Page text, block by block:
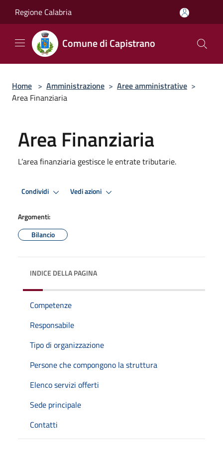
Regione Calabria
Comune di Capistrano
Home > Amministrazione > Aree amministrative >
Area Finanziaria
Area Finanziaria
L’area finanziaria gestisce le entrate tributarie.
Condividi Vedi azioni
Argomenti:
Bilancio
INDICE DELLA PAGINA
Competenze
Responsabile
Tipo di organizzazione
Persone che compongono la struttura
Elenco servizi offerti
Sede principale
Contatti